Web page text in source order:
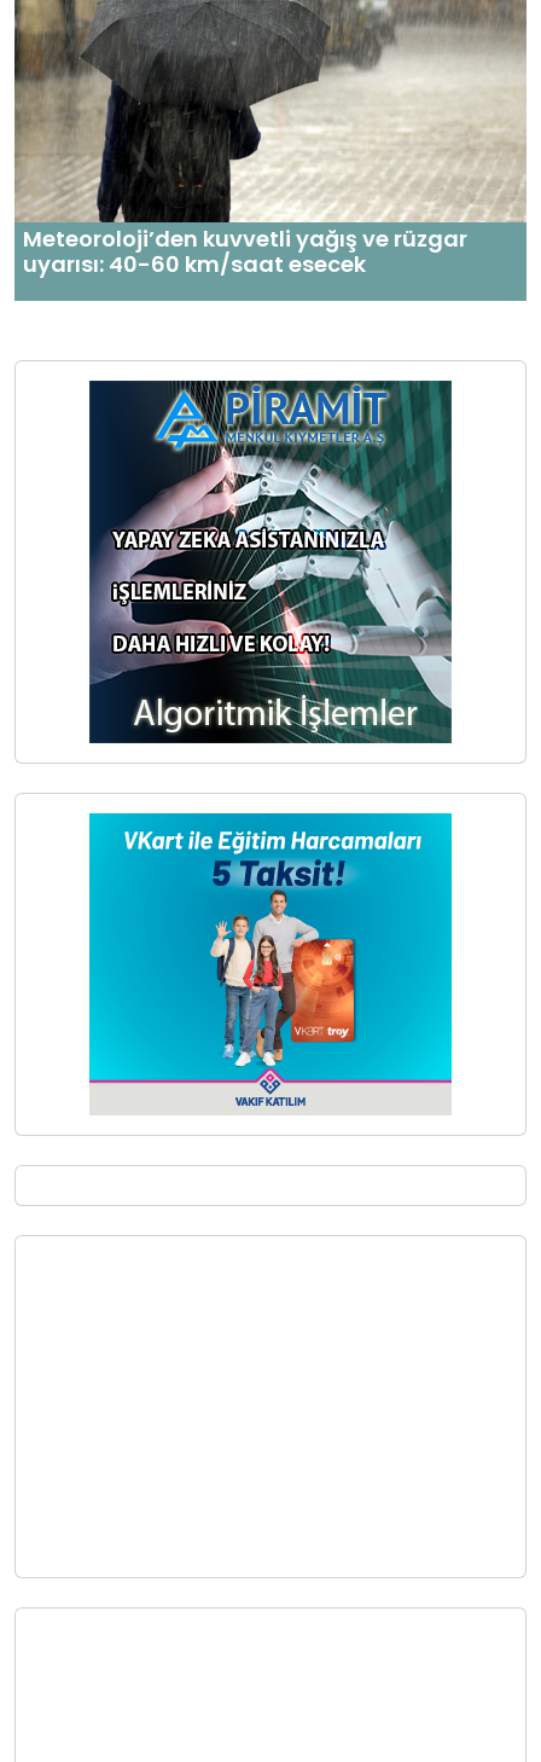
Meteoroloji’den kuvvetli yağış ve rüzgar
uyarısı: 40-60 km/saat esecek